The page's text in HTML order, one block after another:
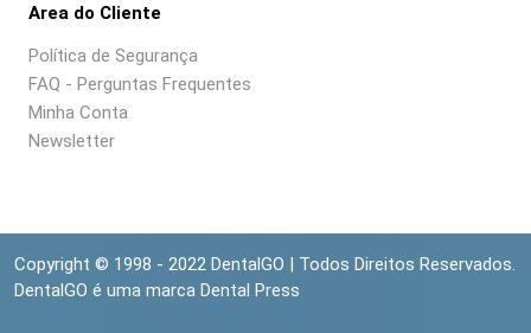
Area do Cliente
Política de Segurança
FAQ - Perguntas Frequentes
Minha Conta
Newsletter
Copyright © 1998 - 2022 DentalGO | Todos Direitos Reservados.
DentalGO é uma marca Dental Press